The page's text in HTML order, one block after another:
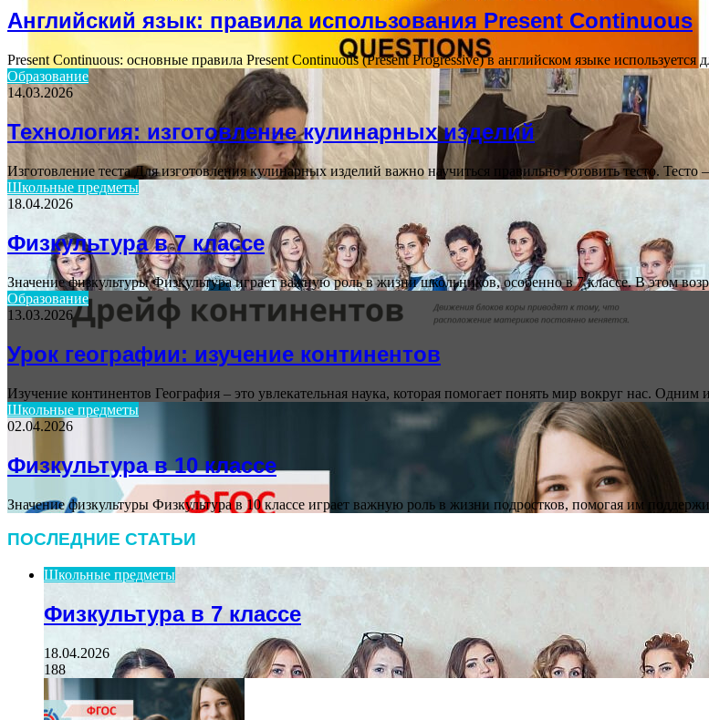
Английский язык: правила использования Present Continuous
Present Continuous: основные правила Present Continuous (Present Progressive) в английском языке
Образование
14.03.2026
Технология: изготовление кулинарных изделий
Изготовление теста Для изготовления кулинарных изделий важно научиться правильно готовить тесто.
Школьные предметы
18.04.2026
Физкультура в 7 классе
Значение физкультуры Физкультура играет важную роль в жизни школьников, особенно в 7 классе. В этом
Образование
13.03.2026
Урок географии: изучение континентов
Изучение континентов География – это увлекательная наука, которая помогает понять мир вокруг нас.
Школьные предметы
02.04.2026
Физкультура в 10 классе
Значение физкультуры Физкультура в 10 классе играет важную роль в жизни подростков, помогая им
ПОСЛЕДНИЕ СТАТЬИ
Школьные предметы
Физкультура в 7 классе
18.04.2026
188